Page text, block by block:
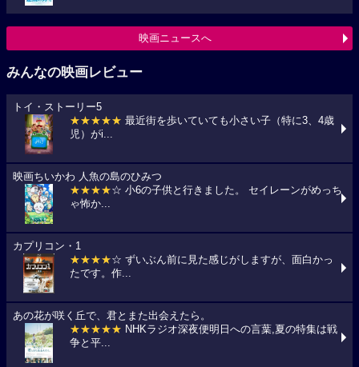
映画ニュースへ
みんなの映画レビュー
トイ・ストーリー5
★★★★★ 最近街を歩いていても小さい子（特に3、4歳
児）がi...
映画ちいかわ 人魚の島のひみつ
★★★★☆ 小6の子供と行きました。 セイレーンがめっち
ゃ怖か...
カプリコン・1
★★★★☆ ずいぶん前に見た感じがしますが、面白かっ
たです。作...
あの花が咲く丘で、君とまた出会えたら。
★★★★★ NHKラジオ深夜便明日への言葉,夏の特集は戦
争と平...